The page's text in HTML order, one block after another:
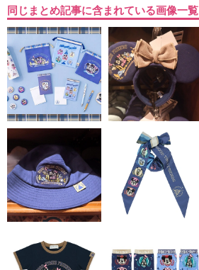
同じまとめ記事に含まれている画像一覧